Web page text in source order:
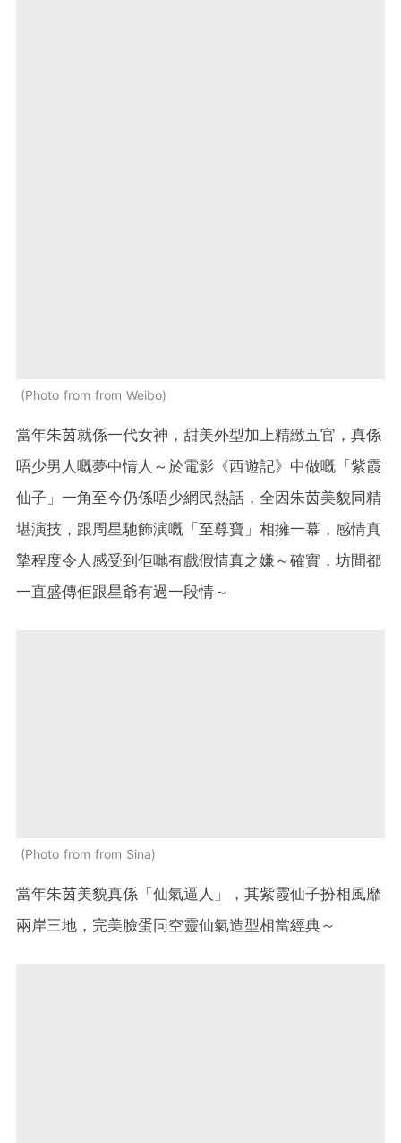
Photo from from Weibo
當年朱茵就係一代女神，甜美外型加上精緻五官，真係
唔少男人嘅夢中情人～於電影《西遊記》中做嘅「紫霞
仙子」一角至今仍係唔少網民熱話，全因朱茵美貌同精
堪演技，跟周星馳飾演嘅「至尊寶」相擁一幕，感情真
摯程度令人感受到佢哋有戲假情真之嫌～確實，坊間都
一直盛傳佢跟星爺有過一段情～
Photo from from Sina
當年朱茵美貌真係「仙氣逼人」，其紫霞仙子扮相風靡
兩岸三地，完美臉蛋同空靈仙氣造型相當經典～